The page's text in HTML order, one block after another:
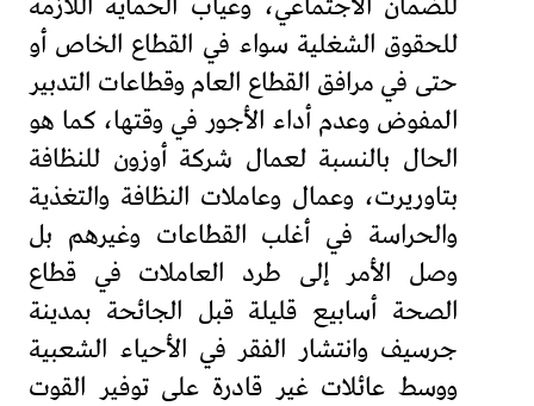
للحقوق الشغلية سواء في القطاع الخاص أو
حتى في مرافق القطاع العام وقطاعات التدبير
المفوض وعدم أداء الأجور في وقتها، كما هو
الحال بالنسبة لعمال شركة أوزون للنظافة
بتاوريرت، وعمال وعاملات النظافة والتغذية
والحراسة في أغلب القطاعات وغيرهم بل
وصل الأمر إلى طرد العاملات في قطاع
الصحة أسابيع قليلة قبل الجائحة بمدينة
جرسيف وانتشار الفقر في الأحياء الشعبية
ووسط عائلات غير قادرة على توفير القوت